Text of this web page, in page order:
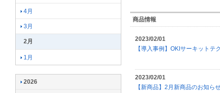
商品情報
2023/02/01
【導入事例】OKIサーキット
2023/02/01
【新商品】2月新商品のお知ら
4月
3月
2月
1月
2026